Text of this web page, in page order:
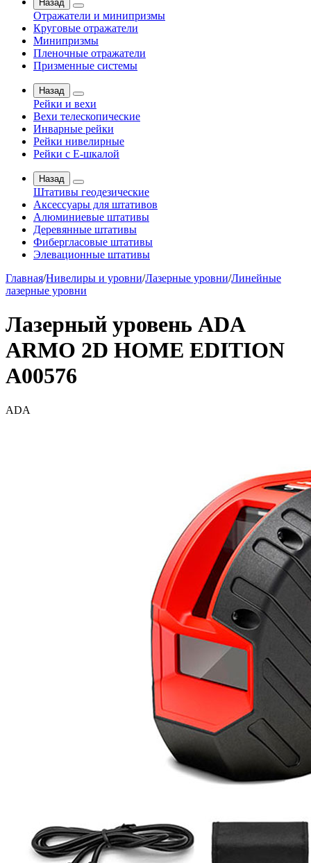
Назад
Отражатели и минипризмы
Круговые отражатели
Минипризмы
Пленочные отражатели
Призменные системы
Назад
Рейки и вехи
Вехи телескопические
Инварные рейки
Рейки нивелирные
Рейки с Е-шкалой
Назад
Штативы геодезические
Аксессуары для штативов
Алюминиевые штативы
Деревянные штативы
Фибергласовые штативы
Элевационные штативы
Главная/Нивелиры и уровни/Лазерные уровни/Линейные
лазерные уровни
Лазерный уровень ADA
ARMO 2D HOME EDITION
A00576
ADA